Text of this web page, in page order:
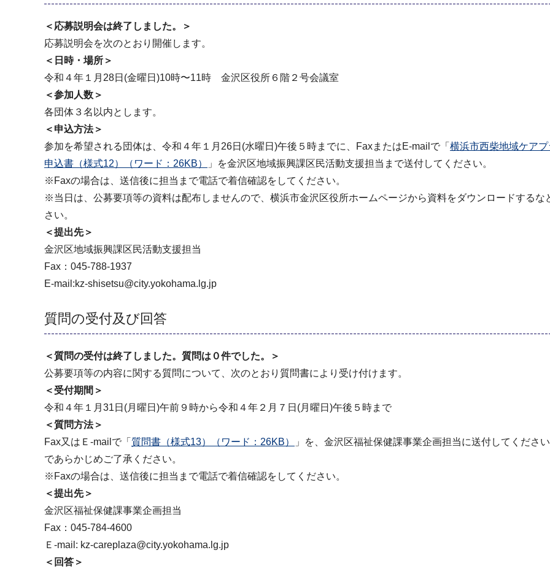
＜応募説明会は終了しました。＞
応募説明会を次のとおり開催します。
＜⽇時・場所＞
令和４年１⽉28⽇(金曜⽇)10時〜11時 金沢区役所６階２号会議室
＜参加⼈数＞
各団体３名以内とします。
＜申込⽅法＞
参加を希望される団体は、令和４年１⽉26⽇(⽔曜⽇)午後５時までに、FaxまたはE-mailで「 横浜市西柴地域ケア
申込書（様式12）（ワード：26KB）
」を金沢区地域振興課区民活動支援担当まで送付してください。
※Faxの場合は、送信後に担当まで電話で着信確認をしてください。
※当⽇は、公募要項等の資料は配布しませんので、横浜市⾦沢区役所ホームページから資料をダウンロードするな
さい。
＜提出先＞
金沢区地域振興課区民活動支援担当
Fax：045-788-1937
E-mail:kz-shisetsu@city.yokohama.lg.jp
質問の受付及び回答
＜質問の受付は終了しました。質問は０件でした。＞
公募要項等の内容に関する質問について、次のとおり質問書により受け付けます。
＜受付期間＞
令和４年１⽉31⽇(月曜⽇)午前９時から令和４年２⽉７⽇(月曜⽇)午後５時まで
＜質問⽅法＞
Fax又はＥ-mailで「 質問書（様式13）（ワード：26KB）
」を、金沢区福祉保健課事業企画担当に送付してくださ
であらかじめご了承ください。
※Faxの場合は、送信後に担当まで電話で着信確認をしてください。
＜提出先＞
金沢区福祉保健課事業企画担当
Fax：045-784-4600
Ｅ-mail: kz-careplaza@city.yokohama.lg.jp
＜回答＞